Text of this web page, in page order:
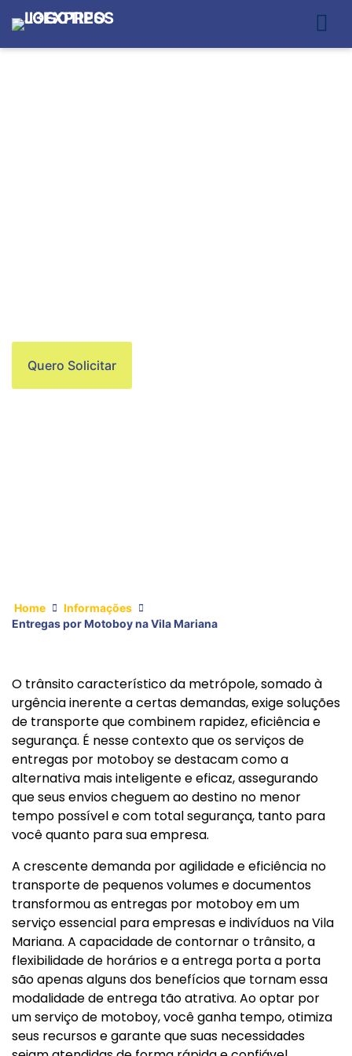
Quero Solicitar
Home
Informações
Entregas por Motoboy na Vila Mariana
O trânsito característico da metrópole, somado à
urgência inerente a certas demandas, exige soluções
de transporte que combinem rapidez, eficiência e
segurança. É nesse contexto que os serviços de
entregas por motoboy se destacam como a
alternativa mais inteligente e eficaz, assegurando
que seus envios cheguem ao destino no menor
tempo possível e com total segurança, tanto para
você quanto para sua empresa.
A crescente demanda por agilidade e eficiência no
transporte de pequenos volumes e documentos
transformou as entregas por motoboy em um
serviço essencial para empresas e indivíduos na Vila
Mariana. A capacidade de contornar o trânsito, a
flexibilidade de horários e a entrega porta a porta
são apenas alguns dos benefícios que tornam essa
modalidade de entrega tão atrativa. Ao optar por
um serviço de motoboy, você ganha tempo, otimiza
seus recursos e garante que suas necessidades